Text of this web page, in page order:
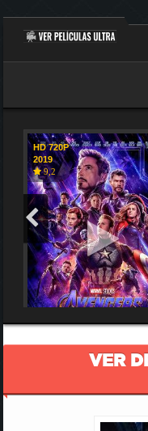
HD 720P
2019
9,2
VER